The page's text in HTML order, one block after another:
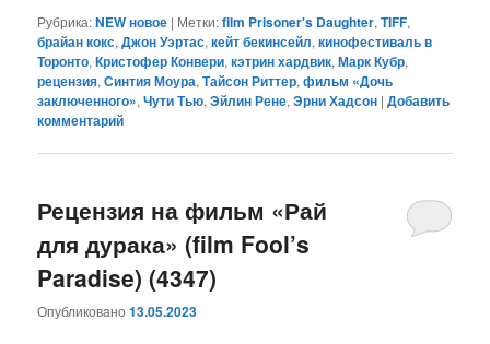
Рубрика:NEW новое | Метки:film Prisoner's Daughter,TIFF,
брайан кокс,Джон Уэртас,кейт бекинсейл,кинофестиваль в
Торонто,Кристофер Конвери,кэтрин хардвик,Марк Кубр,
рецензия,Синтия Моура,Тайсон Риттер,фильм «Дочь
заключенного»,Чути Тью,Эйлин Рене,Эрни Хадсон |Добавить
комментарий
Рецензия на фильм «Рай
для дурака» (film Fool’s
Paradise) (4347)
Опубликовано13.05.2023